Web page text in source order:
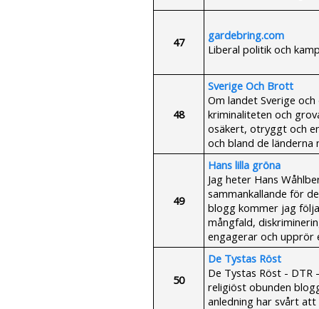
47
gardebring.com
Liberal politik och
48
Sverige Och Brott
Om landet Sverige
kriminaliteten och
osäkert, otryggt och
och bland de
49
Hans lilla gröna
Jag heter Hans
sammankallande för
blogg kommer jag
mångfald,
engagerar och upprör
50
De Tystas Röst
De Tystas Röst - DTR
religiöst obunden
anledning har svårt att